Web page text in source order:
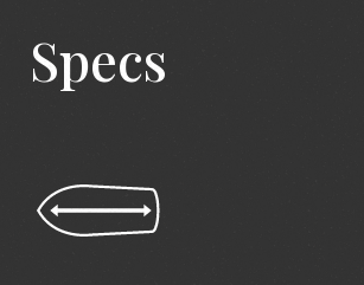
Specs